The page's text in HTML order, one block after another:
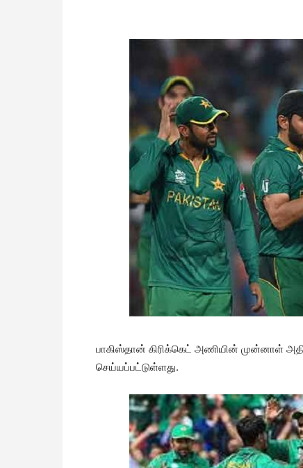
பாகிஸ்தான் கிரிக்கெட் அணியின் முன்னாள்
செய்யப்பட்டுள்ளது.